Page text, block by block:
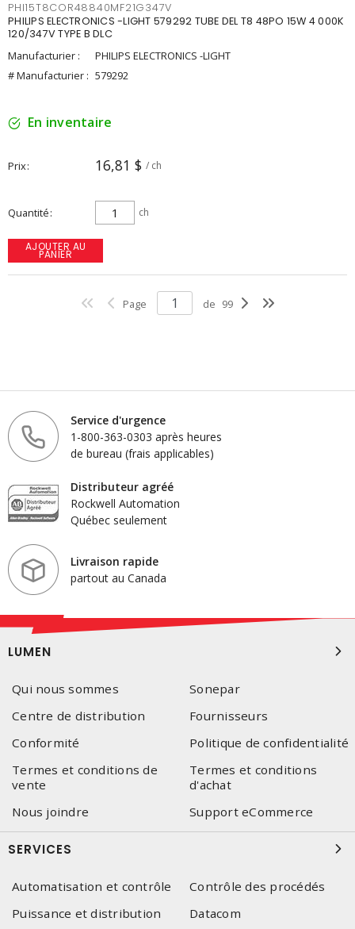
PHI15T8COR48840MF21G347V
PHILIPS ELECTRONICS -LIGHT 579292 TUBE DEL T8 48PO 15W 4 000K
120/347V TYPE B DLC
Manufacturier :
PHILIPS ELECTRONICS -LIGHT
# Manufacturier : 579292
En inventaire
Prix 16,81 $ / ch
Quantité ch
AJOUTER AU
PANIER
Page de 99
Service d'urgence
1-800-363-0303 après heures
de bureau (frais applicables)
Distributeur agréé
Rockwell Automation
Québec seulement
Livraison rapide
partout au Canada
LUMEN
Qui nous sommes
Sonepar
Centre de distribution
Fournisseurs
Conformité
Politique de confidentialité
Termes et conditions de
vente
Termes et conditions
d'achat
Nous joindre
Support eCommerce
SERVICES
Automatisation et contrôle
Contrôle des procédés
Puissance et distribution
Datacom